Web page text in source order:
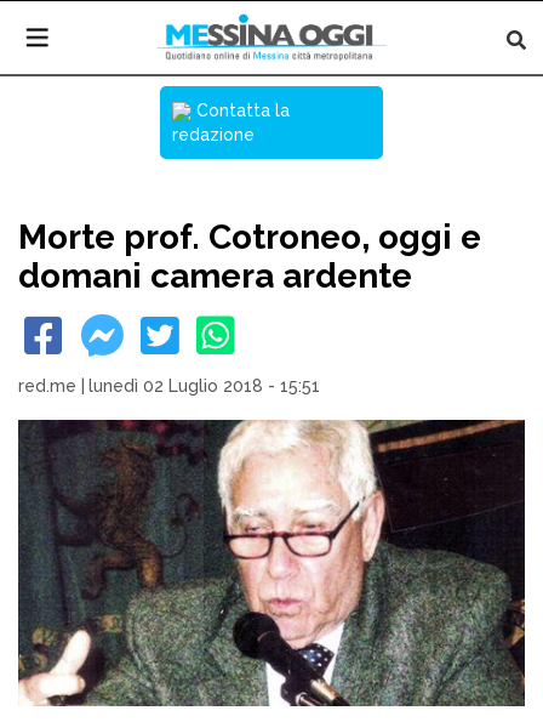
Contatta la
redazione
Morte prof. Cotroneo, oggi e
domani camera ardente
red.me lunedì 02 Luglio 2018 - 15:51